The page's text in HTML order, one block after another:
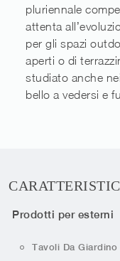
pluriennale
attenta
per gli spazi
aperti o di
studiato anche
bello a vedersi e
Prodotti per esterni
Tavoli Da Giardino